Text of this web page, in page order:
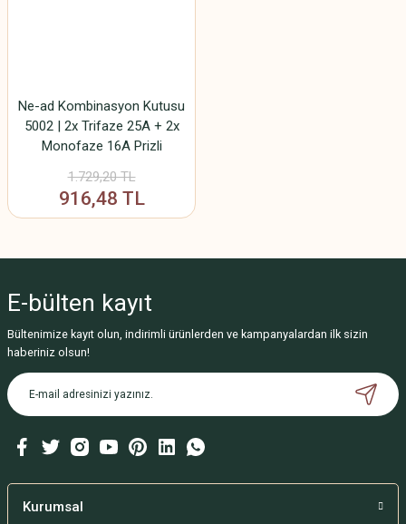
Ne-ad Kombinasyon Kutusu
5002 | 2x Trifaze 25A + 2x
Monofaze 16A Prizli
Kompakt ve Darbeye
Dayanıklı Yerli Üretim Enerji
1.729,20 TL
916,48 TL
E-bülten kayıt
Bültenimize kayıt olun, indirimli ürünlerden ve kampanyalardan ilk sizin
haberiniz olsun!
Kurumsal